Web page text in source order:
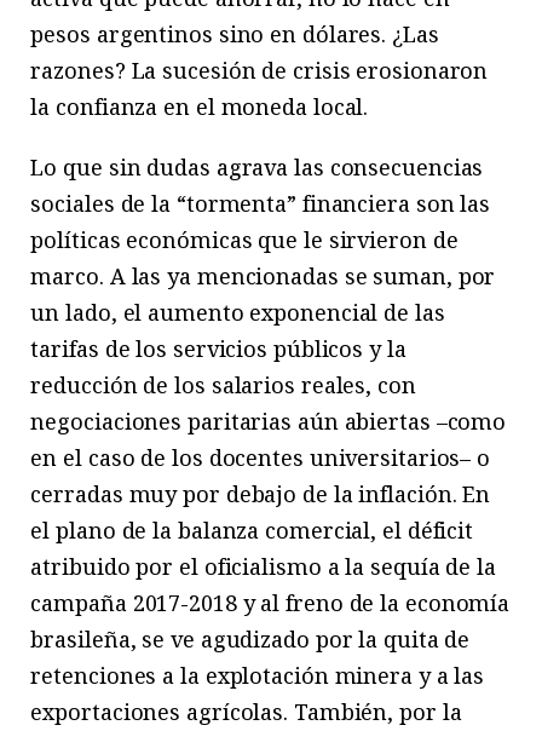
pesos argentinos sino en dólares. ¿Las
razones? La sucesión de crisis erosionaron
la confianza en el moneda local.
Lo que sin dudas agrava las consecuencias
sociales de la “tormenta” financiera son las
políticas económicas que le sirvieron de
marco. A las ya mencionadas se suman, por
un lado, el aumento exponencial de las
tarifas de los servicios públicos y la
reducción de los salarios reales, con
negociaciones paritarias aún abiertas –como
en el caso de los docentes universitarios– o
cerradas muy por debajo de la inflación. En
el plano de la balanza comercial, el déficit
atribuido por el oficialismo a la sequía de la
campaña 2017-2018 y al freno de la economía
brasileña, se ve agudizado por la quita de
retenciones a la explotación minera y a las
exportaciones agrícolas. También, por la